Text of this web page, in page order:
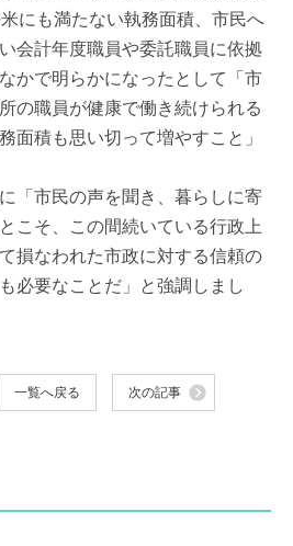
にも満たない執務面積、市民へ
会計年度職員や委託職員に依拠
かで明らかになったとして「市
の職員が健康で働き続けられる
面積も思い切って増やすこと」
「市民の声を聞き、暮らしに寄
こそ、この間続いている行政上
損なわれた市政に対する信頼の
必要なことだ」と強調しまし
一覧へ戻る 次の記事